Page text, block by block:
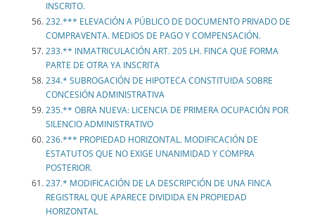
INSCRITO.
232.*** ELEVACIÓN A PÚBLICO DE DOCUMENTO PRIVADO DE
COMPRAVENTA. MEDIOS DE PAGO Y COMPENSACIÓN.
233.** INMATRICULACIÓN ART. 205 LH. FINCA QUE FORMA
PARTE DE OTRA YA INSCRITA
234.* SUBROGACIÓN DE HIPOTECA CONSTITUIDA SOBRE
CONCESIÓN ADMINISTRATIVA
235.** OBRA NUEVA: LICENCIA DE PRIMERA OCUPACIÓN POR
SILENCIO ADMINISTRATIVO
236.*** PROPIEDAD HORIZONTAL. MODIFICACIÓN DE
ESTATUTOS QUE NO EXIGE UNANIMIDAD Y COMPRA
POSTERIOR.
237.* MODIFICACIÓN DE LA DESCRIPCIÓN DE UNA FINCA
REGISTRAL QUE APARECE DIVIDIDA EN PROPIEDAD
HORIZONTAL